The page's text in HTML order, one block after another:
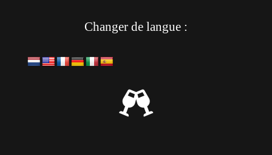
Changer de langue :
